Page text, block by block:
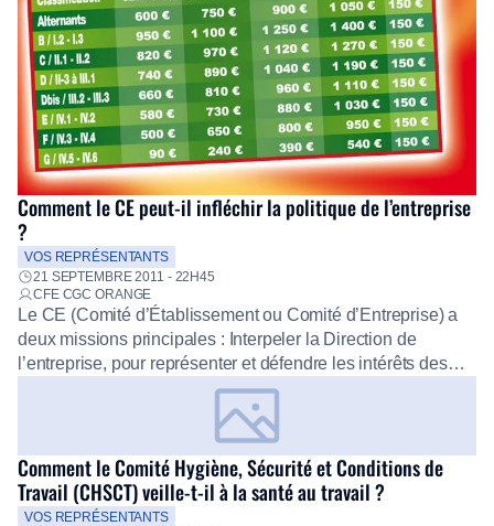
Comment le CE peut-il infléchir la politique de l’entreprise
?
VOS REPRÉSENTANTS
21 SEPTEMBRE 2011 - 22H45
CFE CGC ORANGE
Le CE (Comité d’Établissement ou Comité d’Entreprise) a
deux missions principales : Interpeler la Direction de
l’entreprise, pour représenter et défendre les intérêts des
personnels dans le cadre des réorganisations, des
décisions relatives à la gestion économique et financière de
l’entreprise, à la formation professionnelle, à l’égalité
homme/femme, à l’organisation du travail. Le CE peut […]
Comment le Comité Hygiène, Sécurité et Conditions de
Travail (CHSCT) veille-t-il à la santé au travail ?
VOS REPRÉSENTANTS